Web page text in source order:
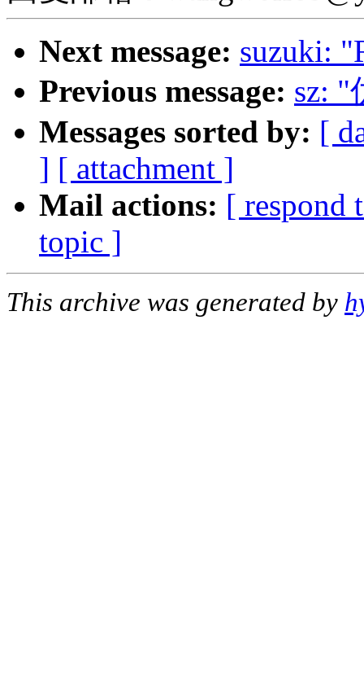
Next message: suzuki:
Previous message: sz: "
Messages sorted by: [
] [ attachment ]
Mail actions: [ respond
topic ]
This archive was generated by